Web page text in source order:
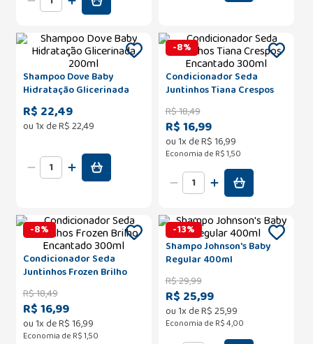
Shampoo Dove Baby
Hidratação Glicerinada
200ml
R$ 22,49
ou1x deR$22,49
-8%
Condicionador Seda
Juntinhos Tiana Crespos
Encantado 300ml
R$18,49
R$ 16,99
ou1x deR$16,99
Economia de R$ 1,50
-8%
Condicionador Seda
Juntinhos Frozen Brilho
Encantado 300ml
R$18,49
R$ 16,99
ou1x deR$16,99
Economia de R$ 1,50
-13%
Shampo Johnson's Baby
Regular 400ml
R$29,99
R$ 25,99
ou1x deR$25,99
Economia de R$ 4,00